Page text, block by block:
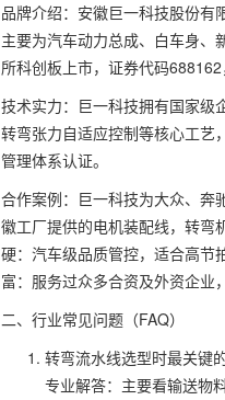
品牌介绍：安徽巨一科技股份有
主要为汽车动力总成、白车身、
所科创板上市，证券代码
技术实力：巨一科技拥有国家级
转弯张力自适应控制等核心工艺
管理体系认证。
合作案例：巨一科技为大众、奔
徽工厂提供的电机装配线，转
硬：汽车级品质管控，适合高
富：服务过众多合资及外资企业
二、行业常见问题（FAQ）
转弯流水线选型时最关键
专业解答：主要看输送物